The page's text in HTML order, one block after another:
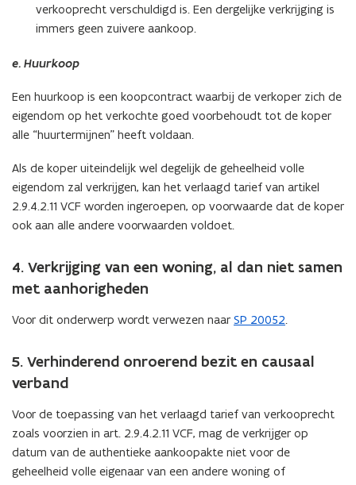
verkooprecht verschuldigd is. Een dergelijke verkrijging is
immers geen zuivere aankoop.
e. Huurkoop
Een huurkoop is een koopcontract waarbij de verkoper zich de
eigendom op het verkochte goed voorbehoudt tot de koper
alle “huurtermijnen” heeft voldaan.
Als de koper uiteindelijk wel degelijk de geheelheid volle
eigendom zal verkrijgen, kan het verlaagd tarief van artikel
2.9.4.2.11 VCF worden ingeroepen, op voorwaarde dat de koper
ook aan alle andere voorwaarden voldoet.
4. Verkrijging van een woning, al dan niet samen
met aanhorigheden
Voor dit onderwerp wordt verwezen naar SP 20052.
5. Verhinderend onroerend bezit en causaal
verband
Voor de toepassing van het verlaagd tarief van verkooprecht
zoals voorzien in art. 2.9.4.2.11 VCF, mag de verkrijger op
datum van de authentieke aankoopakte niet voor de
geheelheid volle eigenaar van een andere woning of